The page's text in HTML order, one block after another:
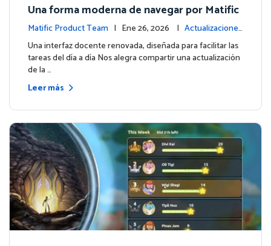
Una forma moderna de navegar por Matific
Matific Product Team | Ene 26, 2026 | Actualizaciones
de la plataforma
Una interfaz docente renovada, diseñada para facilitar las
tareas del día a día Nos alegra compartir una actualización
de la …
Leer más